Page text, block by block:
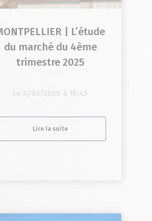
| L’étude
du marché du 4ème
trimestre 2025
Le 2/03/2026 à 16:45
Lire la suite